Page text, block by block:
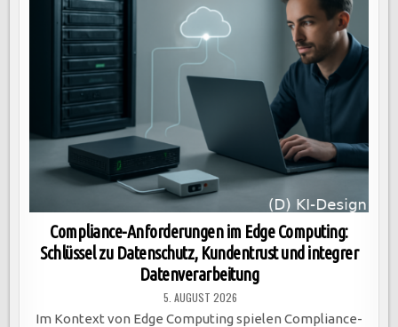
Compliance-Anforderungen im Edge Computing:
Schlüssel zu Datenschutz, Kundentrust und integrer
Datenverarbeitung
5. AUGUST 2026
Im Kontext von Edge Computing spielen Compliance-